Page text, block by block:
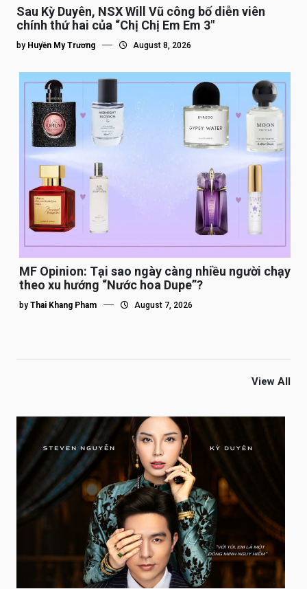
Sau Kỳ Duyên, NSX Will Vũ công bố diễn viên
chính thứ hai của “Chị Chị Em Em 3″
by Huyền My Trương August 8, 2026
MF Opinion: Tại sao ngày càng nhiều người chạy
theo xu hướng “Nước hoa Dupe”?
by Thai Khang Pham August 7, 2026
View All